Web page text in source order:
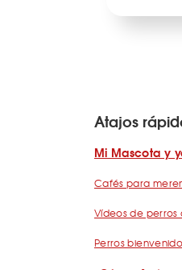
Atajos
Mi Mascota y
Cafés para
Vídeos de
Perros